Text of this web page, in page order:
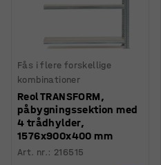
Fås i flere forskellige
kombinationer
Reol TRANSFORM,
påbygningssektion med
4 trådhylder,
1576x900x400 mm
Art. nr.: 216515